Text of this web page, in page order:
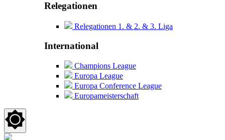
Relegationen
Relegationen 1. & 2. & 3. Liga
International
Champions League
Europa League
Europa Conference League
Europameisterschaft